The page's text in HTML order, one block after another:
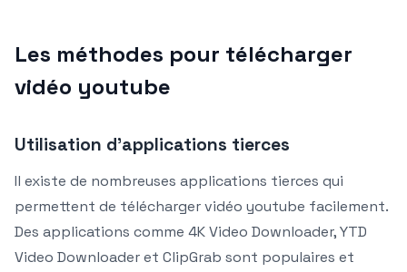
Les méthodes pour télécharger
vidéo youtube
Utilisation d’applications tierces
Il existe de nombreuses applications tierces qui
permettent de télécharger vidéo youtube facilement.
Des applications comme 4K Video Downloader, YTD
Video Downloader et ClipGrab sont populaires et